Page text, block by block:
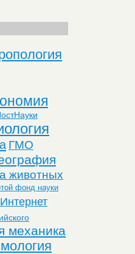
ГМО
животных
фонд науки
Интернет
механика